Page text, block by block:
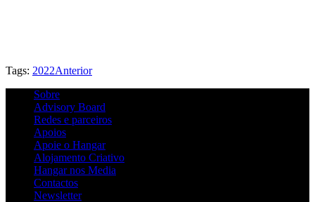
Tags: 2022Anterior
Sobre
Advisory Board
Redes e parceiros
Apoios
Apoie o Hangar
Alojamento Criativo
Hangar nos Media
Contactos
Newsletter